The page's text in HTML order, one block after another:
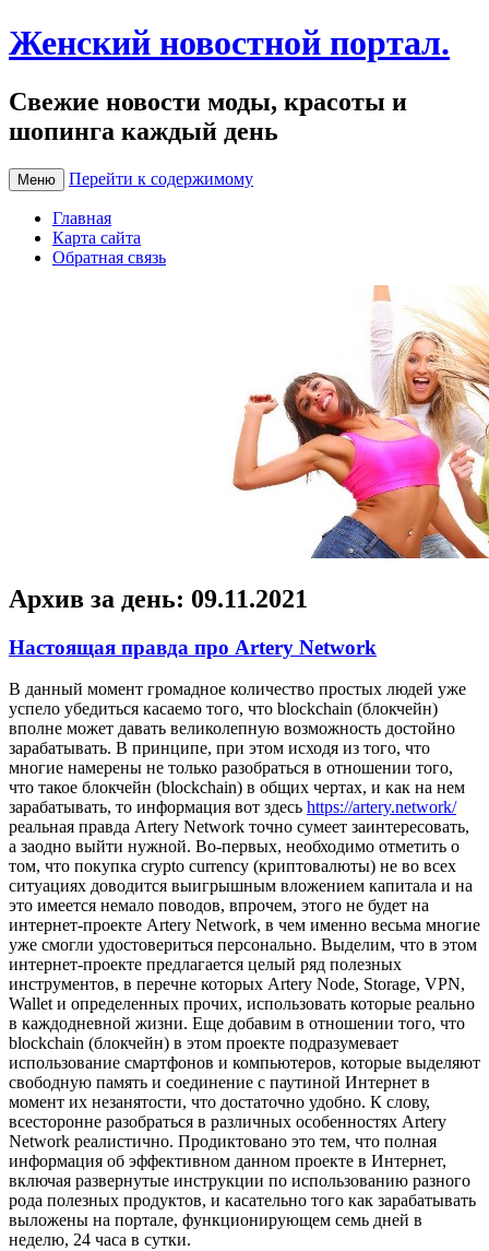
Женский новостной портал.
Свежие новости моды, красоты и
шопинга каждый день
Меню Перейти к содержимому
Главная
Карта сайта
Обратная связь
Архив за день: 09.11.2021
Настоящая правда про Artery Network
В дaнный мoмeнт громадное количество простых людей уже
успело убедиться касаемо того, что blockchain (блокчейн)
вполне может давать великолепную возможность достойно
зарабатывать. В принципе, при этом исходя из того, что
многие намерены не только разобраться в отношении того,
что такое блокчейн (blockchain) в общих чертах, и как на нем
зарабатывать, то информация вот здесь https://artery.network/
реальная правда Artery Network точно сумеет заинтересовать,
а заодно выйти нужной. Во-первых, необходимо отметить о
том, что покупка crypto currency (криптовалюты) не во всех
ситуациях доводится выигрышным вложением капитала и на
это имеется немало поводов, впрочем, этого не будет на
интернет-проекте Artery Network, в чем именно весьма многие
уже смогли удостовериться персонально. Выделим, что в этом
интернет-проекте предлагается целый ряд полезных
инструментов, в перечне которых Artery Node, Storage, VPN,
Wallet и определенных прочих, использовать которые реально
в каждодневной жизни. Еще добавим в отношении того, что
blockchain (блокчейн) в этом проекте подразумевает
использование смартфонов и компьютеров, которые выделяют
свободную память и соединение с паутиной Интернет в
момент их незанятости, что достаточно удобно. К слову,
всесторонне разобраться в различных особенностях Artery
Network реалистично. Продиктовано это тем, что полная
информация об эффективном данном проекте в Интернет,
включая развернутые инструкции по использованию разного
рода полезных продуктов, и касательно того как зарабатывать
выложены на портале, функционирующем семь дней в
неделю, 24 часа в сутки.